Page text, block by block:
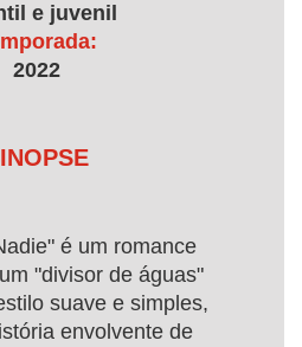
e juvenil
2022
é um romance
"divisor de águas"
suave e simples,
envolvente de